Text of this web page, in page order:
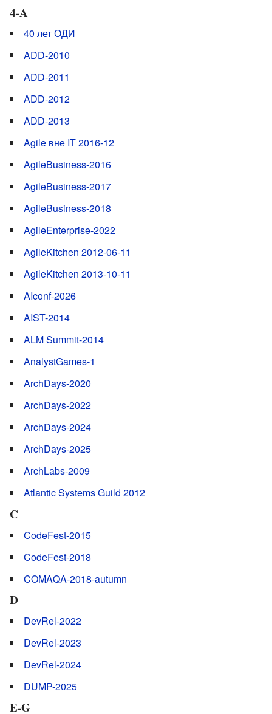
4-A
40 лет ОДИ
ADD-2010
ADD-2011
ADD-2012
ADD-2013
Agile вне IT 2016-12
AgileBusiness-2016
AgileBusiness-2017
AgileBusiness-2018
AgileEnterprise-2022
AgileKitchen 2012-06-11
AgileKitchen 2013-10-11
AIconf-2026
AIST-2014
ALM Summit-2014
AnalystGames-1
ArchDays-2020
ArchDays-2022
ArchDays-2024
ArchDays-2025
ArchLabs-2009
Atlantic Systems Guild 2012
C
CodeFest-2015
CodeFest-2018
COMAQA-2018-autumn
D
DevRel-2022
DevRel-2023
DevRel-2024
DUMP-2025
E-G